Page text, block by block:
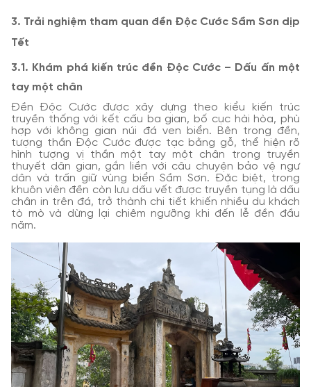
3. Trải nghiệm tham quan đền Độc Cước Sầm Sơn dịp
Tết
3.1. Khám phá kiến trúc đền Độc Cước – Dấu ấn một
tay một chân
Đền Độc Cước được xây dựng theo kiểu kiến trúc
truyền thống với kết cấu ba gian, bố cục hài hòa, phù
hợp với không gian núi đá ven biển. Bên trong đền,
tượng thần Độc Cước được tạc bằng gỗ, thể hiện rõ
hình tượng vị thần một tay một chân trong truyền
thuyết dân gian, gắn liền với câu chuyện bảo vệ ngư
dân và trấn giữ vùng biển Sầm Sơn. Đặc biệt, trong
khuôn viên đền còn lưu dấu vết được truyền tụng là dấu
chân in trên đá, trở thành chi tiết khiến nhiều du khách
tò mò và dừng lại chiêm ngưỡng khi đến lễ đền đầu
năm.